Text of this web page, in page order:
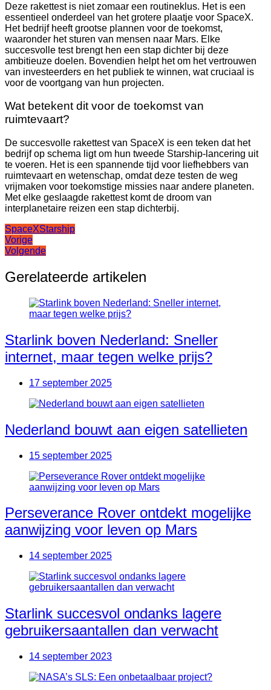
Deze rakettest is niet zomaar een routineklus. Het is een
essentieel onderdeel van het grotere plaatje voor SpaceX.
Het bedrijf heeft grootse plannen voor de toekomst,
waaronder het sturen van mensen naar Mars. Elke
succesvolle test brengt hen een stap dichter bij deze
ambitieuze doelen. Bovendien helpt het om het vertrouwen
van investeerders en het publiek te winnen, wat cruciaal is
voor de voortgang van hun projecten.
Wat betekent dit voor de toekomst van
ruimtevaart?
De succesvolle rakettest van SpaceX is een teken dat het
bedrijf op schema ligt om hun tweede Starship-lancering uit
te voeren. Het is een spannende tijd voor liefhebbers van
ruimtevaart en wetenschap, omdat deze testen de weg
vrijmaken voor toekomstige missies naar andere planeten.
Met elke geslaagde rakettest komt de droom van
interplanetaire reizen een stap dichterbij.
SpaceXStarship
Bericht
navigatie
Vorige
Volgende
Gerelateerde artikelen
Starlink boven Nederland: Sneller
internet, maar tegen welke prijs?
17 september 2025
Nederland bouwt aan eigen satellieten
15 september 2025
Perseverance Rover ontdekt mogelijke
aanwijzing voor leven op Mars
14 september 2025
Starlink succesvol ondanks lagere
gebruikersaantallen dan verwacht
14 september 2023